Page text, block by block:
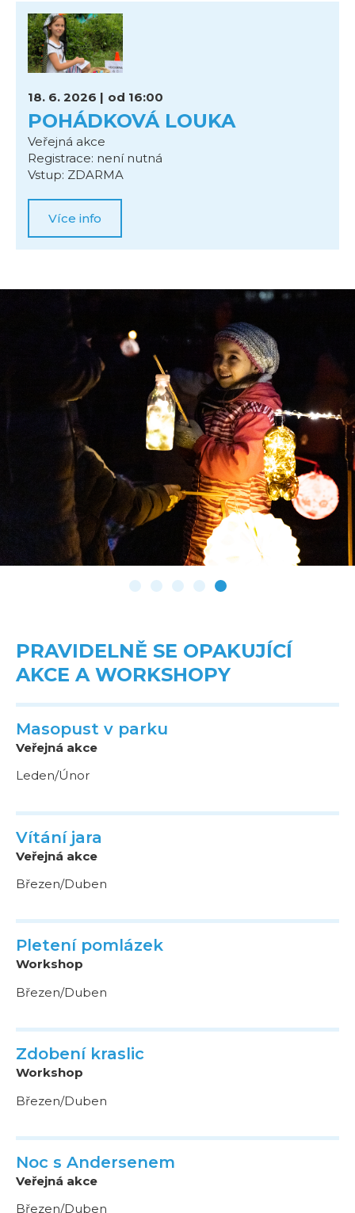
18. 6. 2026 | od 16:00
POHÁDKOVÁ LOUKA
Veřejná akce
Registrace: není nutná
Vstup: ZDARMA
Více info
PRAVIDELNĚ SE OPAKUJÍCÍ
AKCE A WORKSHOPY
Masopust v parku
Veřejná akce
Leden/Únor
Vítání jara
Veřejná akce
Březen/Duben
Pletení pomlázek
Workshop
Březen/Duben
Zdobení kraslic
Workshop
Březen/Duben
Noc s Andersenem
Veřejná akce
Březen/Duben